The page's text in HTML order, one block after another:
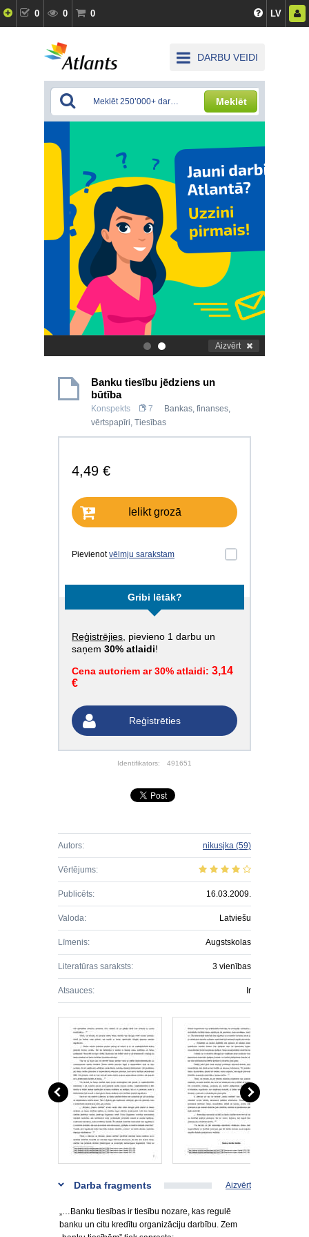
0 0 0 LV
DARBU VEIDI
Meklēt
. Aizvērt
Banku tiesību jēdziens un
būtība
Konspekts 7
Bankas, finanses,
vērtspapīri, Tiesības
4,49 €
Ielikt grozā
Pievienotvēlmju sarakstam
Gribi lētāk?
Reģistrējies , pievieno 1 darbu un
saņem 30% atlaidi!
Cena autoriem ar 30% atlaidi: 3,14
€
Reģistrēties
Identifikators: 491651
Autors: nikusjka (59)
Vērtējums:
Publicēts: 16.03.2009.
Valoda: Latviešu
Līmenis: Augstskolas
Literatūras saraksts: 3 vienības
Atsauces: Ir
Darba fragments Aizvērt
„…Banku tiesības ir tiesību nozare, kas regulē
banku un citu kredītu organizāciju darbību. Zem